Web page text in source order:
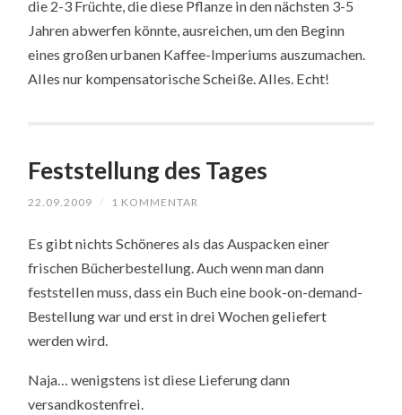
die 2-3 Früchte, die diese Pflanze in den nächsten 3-5
Jahren abwerfen könnte, ausreichen, um den Beginn
eines großen urbanen Kaffee-Imperiums auszumachen.
Alles nur kompensatorische Scheiße. Alles. Echt!
Feststellung des Tages
22.09.2009 / 1 KOMMENTAR
Es gibt nichts Schöneres als das Auspacken einer
frischen Bücherbestellung. Auch wenn man dann
feststellen muss, dass ein Buch eine book-on-demand-
Bestellung war und erst in drei Wochen geliefert
werden wird.
Naja… wenigstens ist diese Lieferung dann
versandkostenfrei.